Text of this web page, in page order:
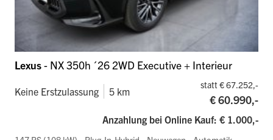
Lexus- NX 350h ´26 2WD Executive + Interieur
Keine Erstzulassung 5 km
statt € 67.252,-
€ 60.990,-
Anzahlung bei Online Kauf: € 1.000,-